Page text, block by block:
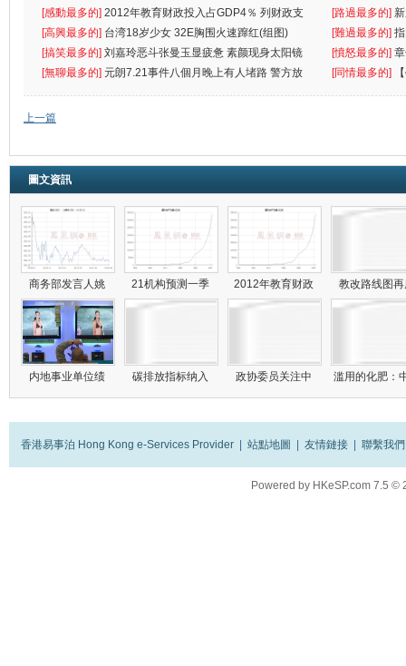
[感動最多的] 2012年教育财政投入占GDP4％ 列财政支
出首位
[路過最多的]
[高興最多的] 台湾18岁少女 32E胸围火速蹿红(组图) [難過最多的]
罪
[搞笑最多的] 刘嘉玲恶斗张曼玉显疲惫 素颜现身太阳镜
遮
[憤怒最多的]
[無聊最多的] 元朗7.21事件八個月晚上有人堵路 警方放
催
[同情最多的]
敗
上一篇
圖文資訊
商务部发言人姚 21机构预测一季 2012年教育财政 教改路线图
内地事业单位绩 碳排放指标纳入 政协委员关注中 滥用的化肥：
香港易事泊 Hong Kong e-Services Provider 站點地圖 友情鏈接 聯繫我們
Powered by HKeSP.com 7.5 ©